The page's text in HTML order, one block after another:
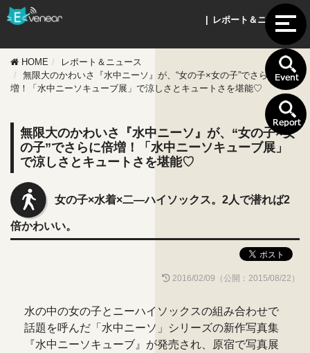
| レポート＆ニュース |
HOME
レポート＆ニュース
無限大のかわいさ『水中ニーソ』が、“女の子×女の子”でさらに倍
増！「水中ニーソキューブ展」で涼しさとキュートさを堪能♡
無限大のかわいさ『水中ニーソ』が、“女の子×女
の子”でさらに倍増！「水中ニーソキューブ展」
で涼しさとキュートさを堪能♡
女の子×水着×二―ハイソックス。2人で潜れば2
倍かわいい。
2016/02/09（公開：2015/08/22）
水の中の女の子とニーハイソックスの組み合わせで
話題を呼んだ「水中ニーソ」シリーズの新作写真集
『水中ニーソキューブ』が発売され、原宿で写真展